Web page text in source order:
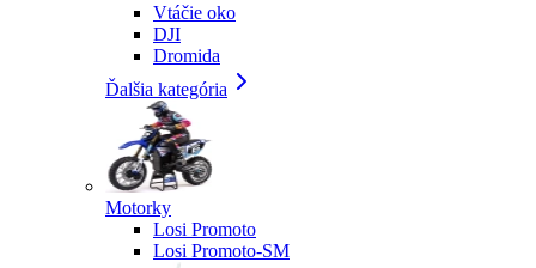
Vtáčie oko
DJI
Dromida
Ďalšia kategória
Motorky
Losi Promoto
Losi Promoto-SM